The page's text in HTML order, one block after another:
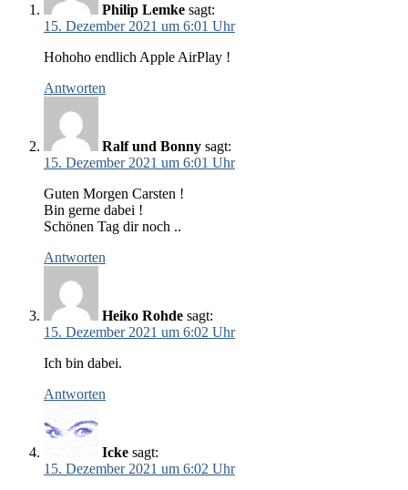
Philip Lemke sagt:
15. Dezember 2021 um 6:01 Uhr
Hohoho endlich Apple AirPlay !
Antworten
Ralf und Bonny sagt:
15. Dezember 2021 um 6:01 Uhr
Guten Morgen Carsten !
Bin gerne dabei !
Schönen Tag dir noch ..
Antworten
Heiko Rohde sagt:
15. Dezember 2021 um 6:02 Uhr
Ich bin dabei.
Antworten
Icke sagt:
15. Dezember 2021 um 6:02 Uhr